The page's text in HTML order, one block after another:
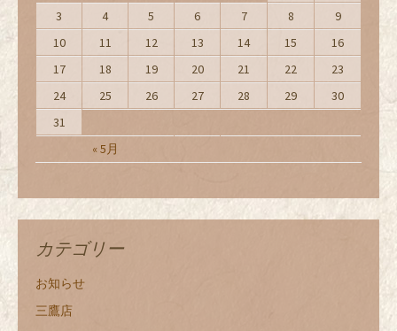
« 5月
3
4 5 6 7 8
9
10
11 12 13 14 15
16
17
18 19 20 21 22
23
24
25 26 27 28 29
30
31
カテゴリー
お知らせ
三鷹店